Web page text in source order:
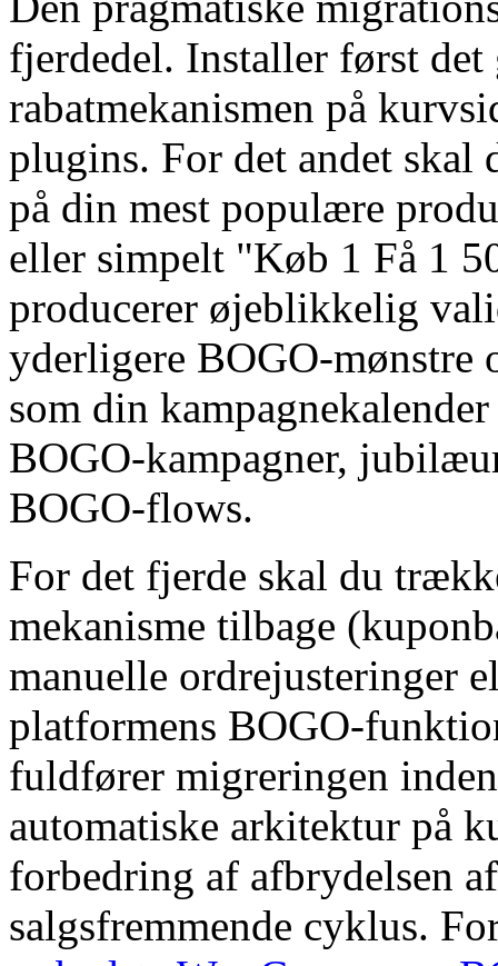
fjerdedel. Installer først
rabatmekanismen på
plugins. For det andet skal
på din mest populære
eller simpelt "Køb 1 Få 1
producerer øjeblikkelig
yderligere BOGO-mønstre
som din
BOGO-kampagner,
BOGO-flows.
For det fjerde skal du
mekanisme tilbage
manuelle ordrejusteringer
platformens BOGO-
fuldfører migreringen
automatiske arkitektur på
forbedring af afbrydelsen
salgsfremmende cyklus.